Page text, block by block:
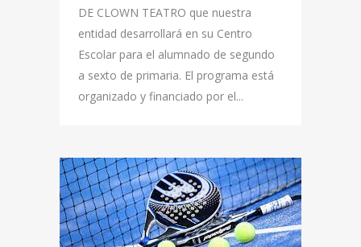
DE CLOWN TEATRO que nuestra
entidad desarrollará en su Centro
Escolar para el alumnado de segundo
a sexto de primaria. El programa está
organizado y financiado por el...